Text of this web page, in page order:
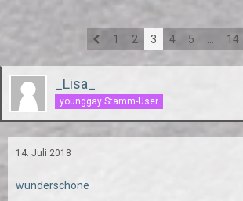
1 2 3 4 5 14
_Lisa_
younggay Stamm-User
14. Juli 2018
wunderschöne